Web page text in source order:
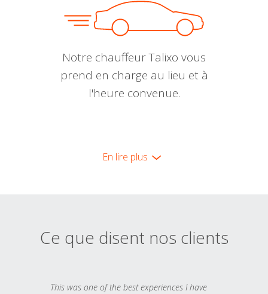
Notre chauffeur Talixo vous
prend en charge au lieu et à
l'heure convenue.
En lire plus
Ce que disent nos clients
This was one of the best experiences I have